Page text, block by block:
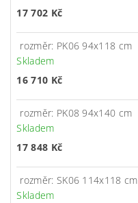
17 702 Kč
rozměr: PK06 94x118 cm
Skladem
16 710 Kč
rozměr: PK08 94x140 cm
Skladem
17 848 Kč
rozměr: SK06 114x118 cm
Skladem